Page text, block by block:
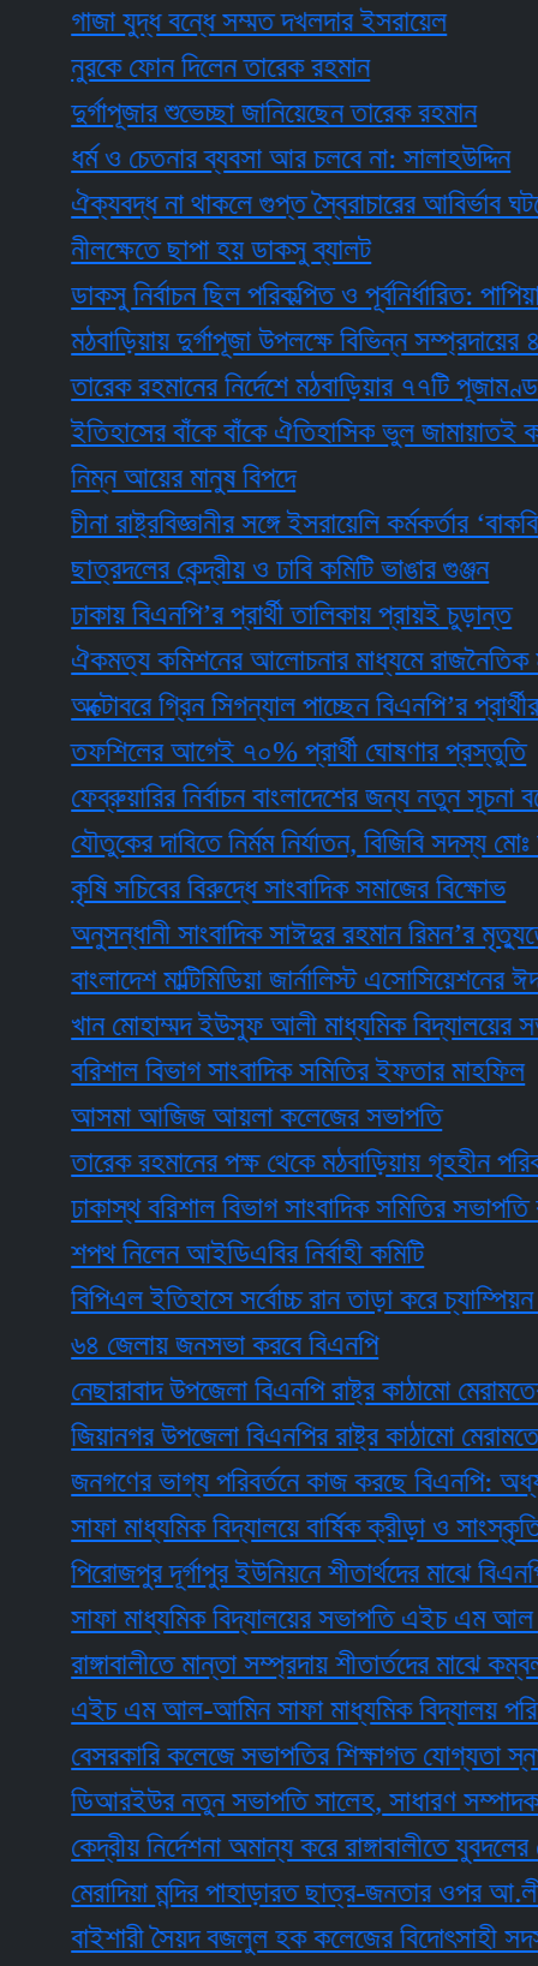
গাজা যুদ্ধ বন্ধে সম্মত দখলদার ইসরায়েল
নুরকে ফোন দিলেন তারেক রহমান
দুর্গাপূজার শুভেচ্ছা জানিয়েছেন তারেক রহমান
ধর্ম ও চেতনার ব্যবসা আর চলবে না: সালাহউদ্দিন
ঐক্যবদ্ধ না থাকলে গুপ্ত স্বৈরাচারের আবির্ভাব ঘটতে
নীলক্ষেতে ছাপা হয় ডাকসু ব্যালট
ডাকসু নির্বাচন ছিল পরিকল্পিত ও পূর্বনির্ধারিত: পাপিয়া
মঠবাড়িয়ায় দুর্গাপূজা উপলক্ষে বিভিন্ন সম্প্রদায়ের ৪০০
তারেক রহমানের নির্দেশে মঠবাড়িয়ার ৭৭টি পূজামণ্ডপে
ইতিহাসের বাঁকে বাঁকে ঐতিহাসিক ভুল জামায়াতই করে:
নিম্ন আয়ের মানুষ বিপদে
চীনা রাষ্ট্রবিজ্ঞানীর সঙ্গে ইসরায়েলি কর্মকর্তার
ছাত্রদলের কেন্দ্রীয় ও ঢাবি কমিটি ভাঙার গুঞ্জন
ঢাকায় বিএনপি’র প্রার্থী তালিকায় প্রায়ই চুড়ান্ত
ঐকমত্য কমিশনের আলোচনার মাধ্যমে রাজনৈতিক
অক্টোবরে গ্রিন সিগন্যাল পাচ্ছেন বিএনপি’র প্রার্থীরা
তফশিলের আগেই ৭০% প্রার্থী ঘোষণার প্রস্তুতি
ফেব্রুয়ারির নির্বাচন বাংলাদেশের জন্য নতুন সূচনা বয়ে
যৌতুকের দাবিতে নির্মম নির্যাতন, বিজিবি সদস্য মোঃ
কৃষি সচিবের বিরুদ্ধে সাংবাদিক সমাজের বিক্ষোভ
অনুসন্ধানী সাংবাদিক সাঈদুর রহমান রিমন’র মৃত্যুতে
বাংলাদেশ মাল্টিমিডিয়া জার্নালিস্ট এসোসিয়েশনের ঈদ
খান মোহাম্মদ ইউসুফ আলী মাধ্যমিক বিদ্যালয়ের
বরিশাল বিভাগ সাংবাদিক সমিতির ইফতার মাহফিল
আসমা আজিজ আয়লা কলেজের সভাপতি
তারেক রহমানের পক্ষ থেকে মঠবাড়িয়ায় গৃহহীন পরিবার
ঢাকাস্থ বরিশাল বিভাগ সাংবাদিক সমিতির সভাপতি
শপথ নিলেন আইডিএবির নির্বাহী কমিটি
বিপিএল ইতিহাসে সর্বোচ্চ রান তাড়া করে চ্যাম্পিয়ন
৬৪ জেলায় জনসভা করবে বিএনপি
নেছারাবাদ উপজেলা বিএনপি রাষ্ট্র কাঠামো মেরামতের
জিয়ানগর উপজেলা বিএনপির রাষ্ট্র কাঠামো মেরামতের
জনগণের ভাগ্য পরিবর্তনে কাজ করছে বিএনপি: অধ্যক্ষ
সাফা মাধ্যমিক বিদ্যালয়ে বার্ষিক ক্রীড়া ও সাংস্কৃতিক
পিরোজপুর দূর্গাপুর ইউনিয়নে শীতার্থদের মাঝে বিএনপি'র
সাফা মাধ্যমিক বিদ্যালয়ের সভাপতি এইচ এম আল আমিন
রাঙ্গাবালীতে মান্তা সম্প্রদায় শীতার্তদের মাঝে কম্বল
এইচ এম আল-আমিন সাফা মাধ্যমিক বিদ্যালয় পরিচালনা
বেসরকারি কলেজে সভাপতির শিক্ষাগত যোগ্যতা
ডিআরইউর নতুন সভাপতি সালেহ, সাধারণ সম্পাদক
কেদ্রীয় নির্দেশনা অমান্য করে রাঙ্গাবালীতে যুবদলের
মেরাদিয়া মন্দির পাহাড়ারত ছাত্র-জনতার ওপর আ.লীগ
বাইশারী সৈয়দ বজলুল হক কলেজের বিদোৎসাহী সদস্য